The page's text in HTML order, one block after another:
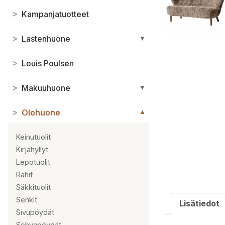
> Kampanjatuotteet
> Lastenhuone ▼
> Louis Poulsen
> Makuuhuone ▼
> Olohuone ▼
Keinutuolit
Kirjahyllyt
Lepotuolit
Rahit
Säkkituolit
Senkit
Sivupöydät
Lisätiedot